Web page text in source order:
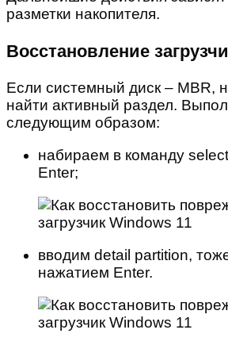
разметки накопителя.
Восстановление
Если системный диск – MBR,
найти активный раздел.
следующим образом:
набираем в команду
Enter;
вводим detail partition,
нажатием Enter.